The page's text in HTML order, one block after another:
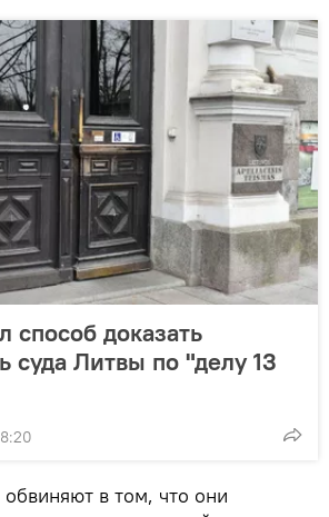
способ доказать
суда Литвы по "делу 13
в том, что они